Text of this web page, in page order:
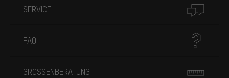
SERVICE
FAQ
GRÖSSENBERATUNG